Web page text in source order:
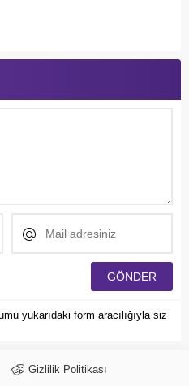
yukarıdaki form aracılığıyla siz
Gizlilik Politikası